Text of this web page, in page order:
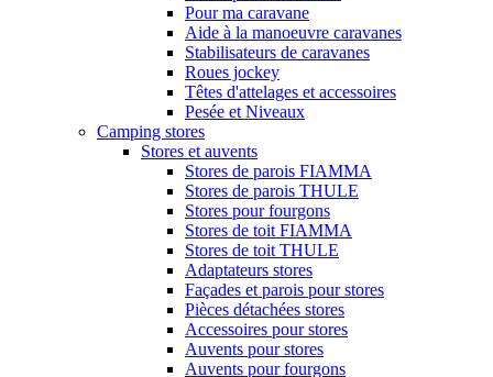
Pour ma caravane
Aide à la manoeuvre caravanes
Stabilisateurs de caravanes
Roues jockey
Têtes d'attelages et accessoires
Pesée et Niveaux
Camping stores
Stores et auvents
Stores de parois FIAMMA
Stores de parois THULE
Stores pour fourgons
Stores de toit FIAMMA
Stores de toit THULE
Adaptateurs stores
Façades et parois pour stores
Pièces détachées stores
Accessoires pour stores
Auvents pour stores
Auvents pour fourgons